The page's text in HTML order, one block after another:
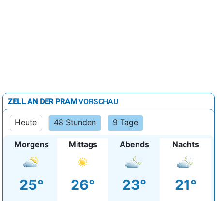
ZELL AN DER PRAMVORSCHAU
Heute 48 Stunden 9 Tage
Morgens
25°
Mittags
26°
Abends
23°
Nachts
21°